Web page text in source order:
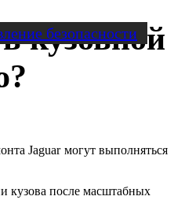
безопасности
кузовной
Jaguar могут выполняться
кузова после масштабных